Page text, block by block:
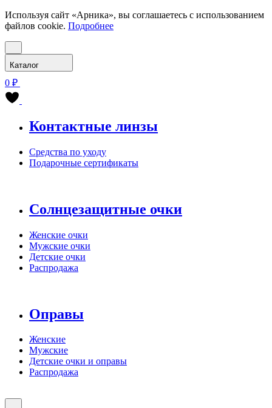
Используя сайт «Арника», вы соглашаетесь с использованием
файлов cookie. Подробнее
Каталог
0 ₽
Контактные линзы
Средства по уходу
Подарочные сертификаты
Солнцезащитные очки
Женские очки
Мужские очки
Детские очки
Распродажа
Оправы
Женские
Мужские
Детские очки и оправы
Распродажа